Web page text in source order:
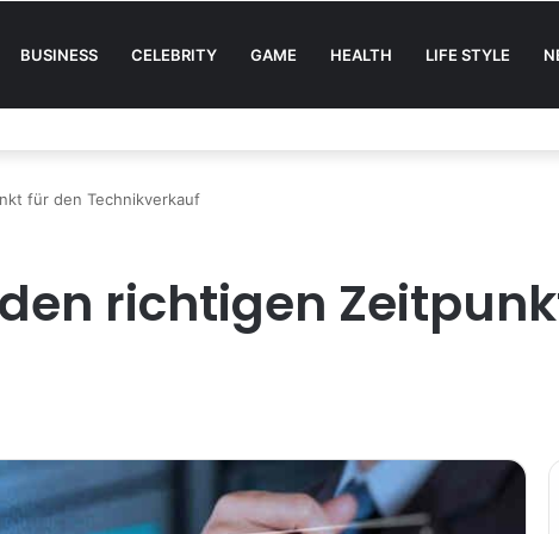
BUSINESS CELEBRITY GAME HEALTH LIFE STYLE
seiner Energiestrategie neuem Migrationsdruck ausgesetzt
für den Technikverkauf
richtigen